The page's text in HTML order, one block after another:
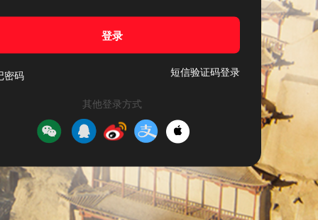
登录
密码 短信验证码登录
其他登录方式